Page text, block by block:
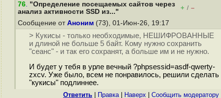
76. "Определение посещаемых сайтов через
анализ активности SSD из..."
+ / –
Сообщение от Аноним (73), 01-Июн-26, 19:17
> Кукисы - только необходимые, НЕШИФРОВАННЫЕ
и длиной не больше 5 байт. Кому нужно сохранить
"сеанс" - и так его сохранят, а больше им и не нужно.
И будет у тебя в урле вечный ?phpsessid=asdf-qwerty-
zxcv. Уже было, всем не понравилось, решили сделать
"кукисы" подлиннее.
Ответить Правка| Наверх Cообщить модератору